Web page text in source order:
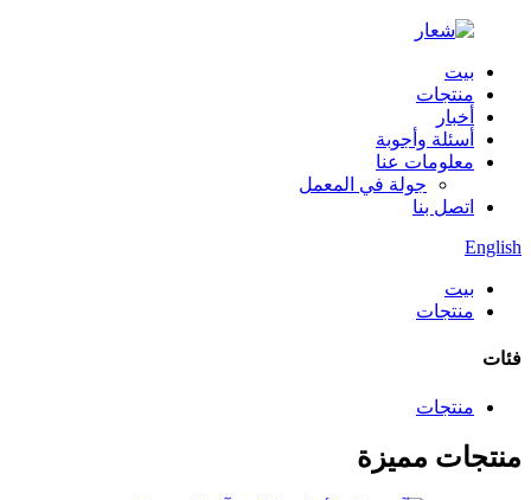
بيت
منتجات
أخبار
أسئلة وأجوبة
معلومات عنا
جولة في المعمل
اتصل بنا
English
بيت
منتجات
فئات
منتجات
منتجات مميزة